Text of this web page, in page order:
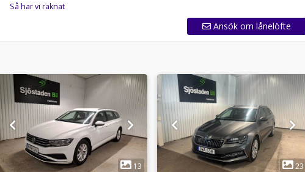
Så har vi räknat
Ansök om lånelöfte
1
13
1
23